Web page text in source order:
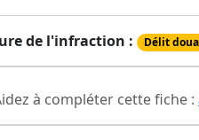
de l'infraction : Délit
à compléter cette fiche :